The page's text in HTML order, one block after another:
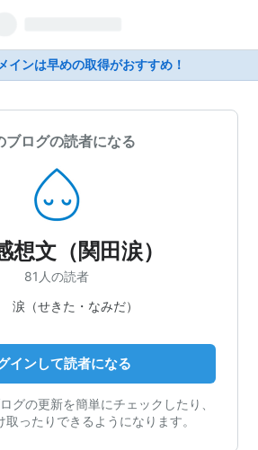
インは早めの取得がおすすめ！
ブログの読者になる
想文（関田涙）
81人の読者
涙（せきた・なみだ）
インして読者になる
グの更新を簡単にチェックしたり、
ったりできるようになります。